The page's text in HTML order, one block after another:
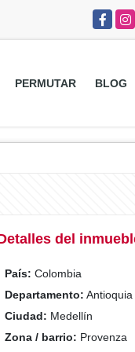
Facebook
PERMUTAR BLOG
del
País: Colombia
Departamento: Antioquia
Ciudad: Medellín
Zona / barrio: Provenza